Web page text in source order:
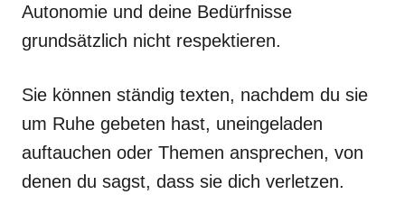
Autonomie und deine Bedürfnisse
grundsätzlich nicht respektieren.
Sie können ständig texten, nachdem du sie
um Ruhe gebeten hast, uneingeladen
auftauchen oder Themen ansprechen, von
denen du sagst, dass sie dich verletzen.